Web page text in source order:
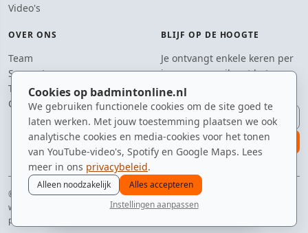
Cookies op badmintonline.nl
We gebruiken functionele cookies om de site goed te
laten werken. Met jouw toestemming plaatsen we ook
analytische cookies en media-cookies voor het tonen
van YouTube-video's, Spotify en Google Maps. Lees
meer in ons privacybeleid.
Alleen noodzakelijk
Alles accepteren
Instellingen aanpassen
Video's
OVER ONS
Team
Supporters
Tip de redactie
Contact
BLIJF OP DE HOOGTE
Je ontvangt enkele keren per
jaar een e-mail met het
laatste badmintonnieuws.
E-mailadres
aanmelden
© 2010–2026 badmintonline.nl · voor de spelers die altijd 'nog één potje'
willen
privacy
spelers ranglijst zomer